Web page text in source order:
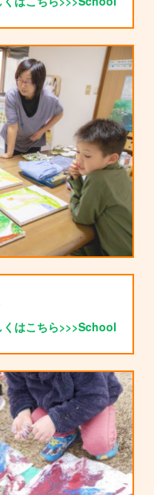
くはこちら>>>School